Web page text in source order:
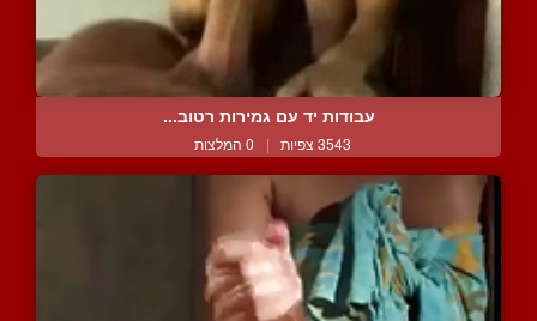
עבודות יד עם גמירות רטוב...
3543 צפיות | 0 המלצות